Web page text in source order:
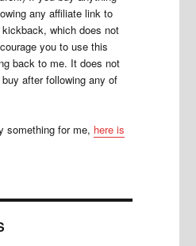
any affiliate link to
which does not
you to use this
back to me. It does not
after following any of
something for me, here is